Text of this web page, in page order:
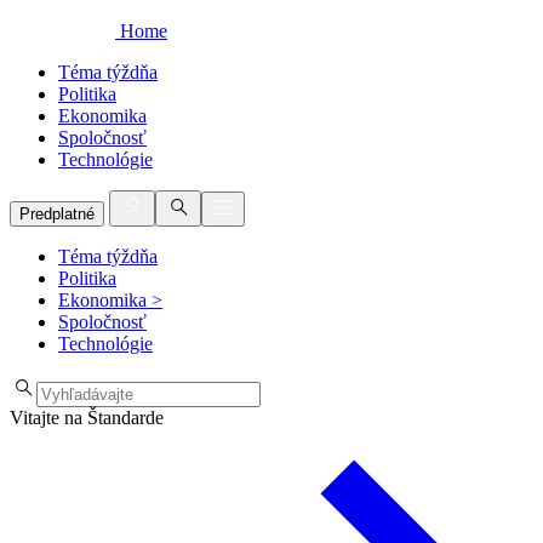
Home
Téma týždňa
Politika
Ekonomika
Spoločnosť
Technológie
Predplatné
Téma týždňa
Politika
Ekonomika >
Spoločnosť
Technológie
Vitajte na Štandarde